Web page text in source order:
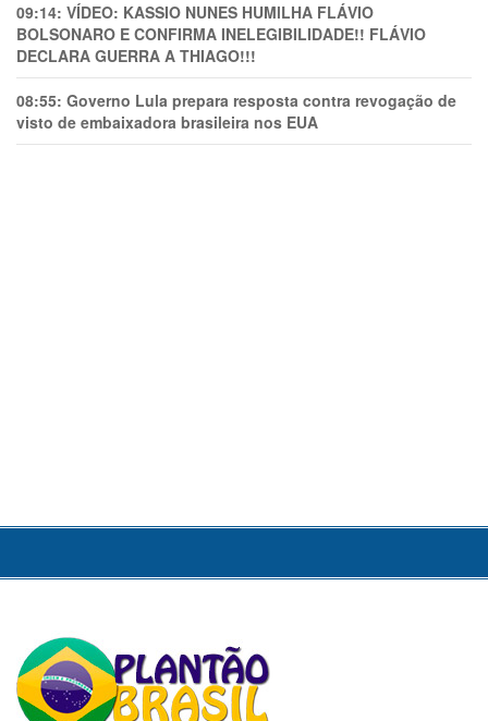
09:14: VÍDEO: KASSIO NUNES HUMlLHA FLÁVIO
BOLSONARO E CONFIRMA INELEGIBILIDADE!! FLÁVIO
DECLARA GUERRA A THIAGO!!!
08:55: Governo Lula prepara resposta contra revogação de
visto de embaixadora brasileira nos EUA